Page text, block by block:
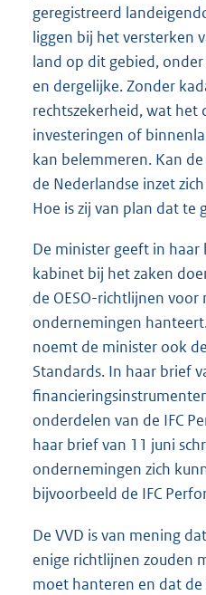
geregistreerd
liggen bij het versterken
land op dit gebied,
en dergelijke. Zonder
rechtszekerheid, wat het
investeringen of
kan belemmeren. Kan
de Nederlandse inzet
Hoe is zij van plan dat te
De minister geeft in
kabinet bij het zaken
de OESO-richtlijnen
ondernemingen
noemt de minister ook
Standards. In haar brief
onderdelen van de IFC
haar brief van 11 juni
ondernemingen zich
bijvoorbeeld de IFC
De VVD is van mening
enige richtlijnen zouden
moet hanteren en dat de